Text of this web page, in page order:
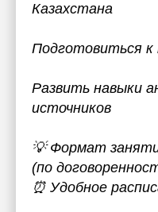
Казахстана
Подготовиться
Развить навыки
источников
💡 Формат
(по
⏰ Удобное